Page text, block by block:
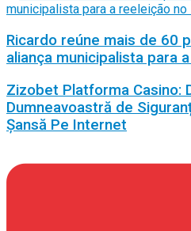
Ricardo reúne mais de 60
aliança municipalista para
Zizobet Platforma Casino:
Dumneavoastră de
Șansă Pe Internet